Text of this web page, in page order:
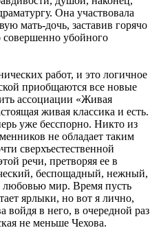
Она участвовала
мать-дочь, заставив горячо
совершенно убойного
работ, и это логичное
приобщаются все новые
ассоциации «Живая
живая классика и есть.
уже бесспорно. Никто из
не обладает таким
сверхъестественной
речи, претворяя ее в
беспощадный, нежный,
мир. Время пусть
ярлыки, но вот я лично,
войдя в него, в очередной раз
не меньше Чехова.